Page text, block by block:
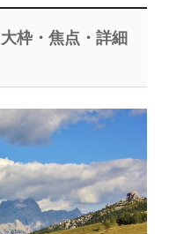
枠・焦点・詳細